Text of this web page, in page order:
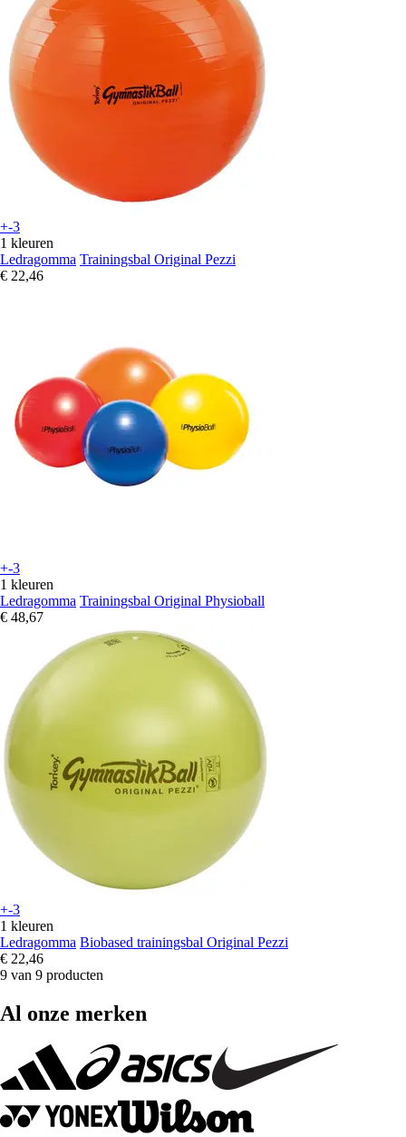
+-3
1 kleuren
Ledragomma Trainingsbal Original Pezzi
€ 22,46
+-3
1 kleuren
Ledragomma Trainingsbal Original Physioball
€ 48,67
+-3
1 kleuren
Ledragomma Biobased trainingsbal Original Pezzi
€ 22,46
9 van 9 producten
Al onze merken